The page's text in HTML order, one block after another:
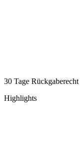
30 Tage Rückgaberecht
Highlights